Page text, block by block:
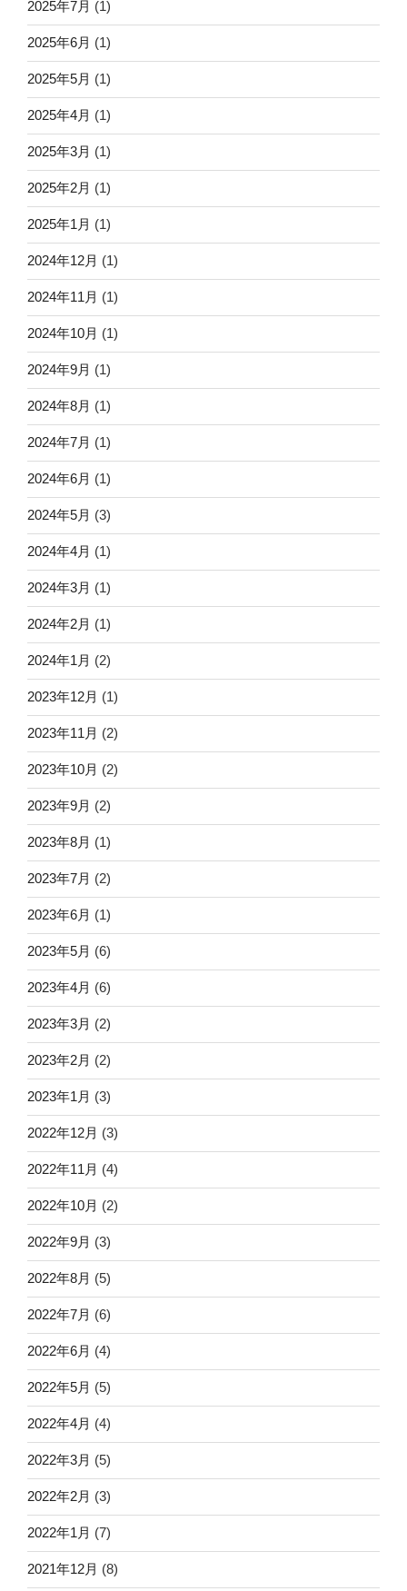
2025年7月 (1)
2025年6月 (1)
2025年5月 (1)
2025年4月 (1)
2025年3月 (1)
2025年2月 (1)
2025年1月 (1)
2024年12月 (1)
2024年11月 (1)
2024年10月 (1)
2024年9月 (1)
2024年8月 (1)
2024年7月 (1)
2024年6月 (1)
2024年5月 (3)
2024年4月 (1)
2024年3月 (1)
2024年2月 (1)
2024年1月 (2)
2023年12月 (1)
2023年11月 (2)
2023年10月 (2)
2023年9月 (2)
2023年8月 (1)
2023年7月 (2)
2023年6月 (1)
2023年5月 (6)
2023年4月 (6)
2023年3月 (2)
2023年2月 (2)
2023年1月 (3)
2022年12月 (3)
2022年11月 (4)
2022年10月 (2)
2022年9月 (3)
2022年8月 (5)
2022年7月 (6)
2022年6月 (4)
2022年5月 (5)
2022年4月 (4)
2022年3月 (5)
2022年2月 (3)
2022年1月 (7)
2021年12月 (8)